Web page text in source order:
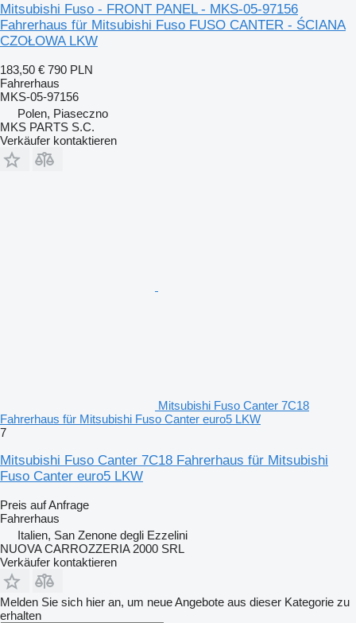
Mitsubishi Fuso - FRONT PANEL - MKS-05-97156
Fahrerhaus für Mitsubishi Fuso FUSO CANTER - ŚCIANA
CZOŁOWA LKW
183,50 € 790 PLN
Fahrerhaus
MKS-05-97156
Polen, Piaseczno
MKS PARTS S.C.
Verkäufer kontaktieren
Mitsubishi Fuso Canter 7C18
Fahrerhaus für Mitsubishi Fuso Canter euro5 LKW
7
Mitsubishi Fuso Canter 7C18 Fahrerhaus für Mitsubishi
Fuso Canter euro5 LKW
Preis auf Anfrage
Fahrerhaus
Italien, San Zenone degli Ezzelini
NUOVA CARROZZERIA 2000 SRL
Verkäufer kontaktieren
Melden Sie sich hier an, um neue Angebote aus dieser Kategorie zu
erhalten